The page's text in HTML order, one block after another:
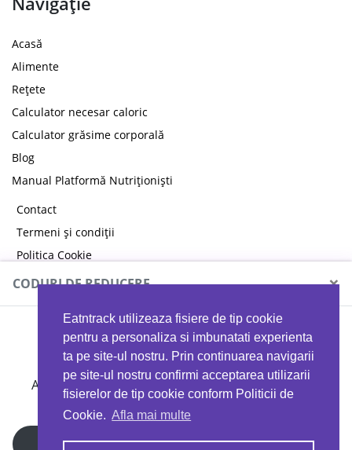
Eatntrack utilizeaza fisiere de tip cookie
pentru a personaliza si imbunatati experienta
ta pe site-ul nostru. Prin continuarea navigarii
pe site-ul nostru confirmi acceptarea utilizarii
fisierelor de tip cookie conform Politicii de
Cookie. Afla mai multe
Acasă
Alimente
Rețete
Calculator necesar caloric
Calculator grăsime corporală
Blog
Manual Platformă Nutriționiști
Contact
Termeni și condiții
Politica Cookie
Politica de confidențialitate
CODURI DE REDUCERE ×
MYPROTEIN
Ai 40%reducere la orice comandă folosind codul
EATTRACK
Profită acum